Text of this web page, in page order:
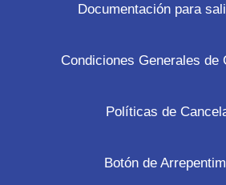
Documentación para
Condiciones Generales de
Políticas de
Botón de